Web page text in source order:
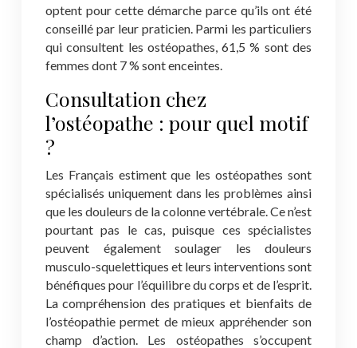
optent pour cette démarche parce qu’ils ont été
conseillé par leur praticien. Parmi les particuliers
qui consultent les ostéopathes, 61,5 % sont des
femmes dont 7 % sont enceintes.
Consultation chez
l’ostéopathe : pour quel motif
?
Les Français estiment que les ostéopathes sont
spécialisés uniquement dans les problèmes ainsi
que les douleurs de la colonne vertébrale. Ce n’est
pourtant pas le cas, puisque ces spécialistes
peuvent également soulager les douleurs
musculo-squelettiques et leurs interventions sont
bénéfiques pour l’équilibre du corps et de l’esprit.
La compréhension des pratiques et bienfaits de
l’ostéopathie permet de mieux appréhender son
champ d’action. Les ostéopathes s’occupent